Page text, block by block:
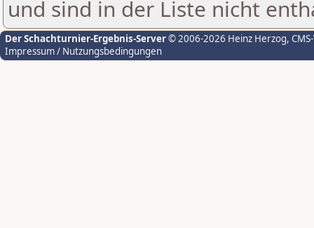
und sind in der Liste nicht
Der Schachturnier-Ergebnis-Server© 2006-2026 Heinz Herzog,
Impressum / Nutzungsbedingungen